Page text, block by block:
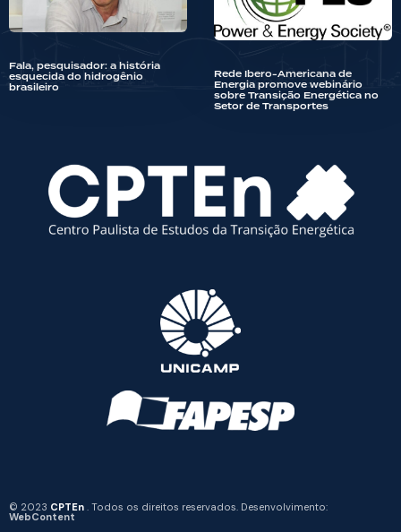
Fala, pesquisador: a história
esquecida do hidrogênio
brasileiro
Rede Ibero-Americana de
Energia promove webinário
sobre Transição Energética no
Setor de Transportes
© 2023 CPTEn . Todos os direitos reservados. Desenvolvimento:
WebContent